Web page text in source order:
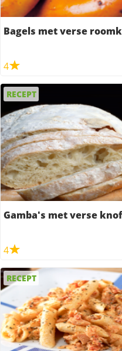
Bagels met verse
4
RECEPT
Gamba's met verse
4
RECEPT